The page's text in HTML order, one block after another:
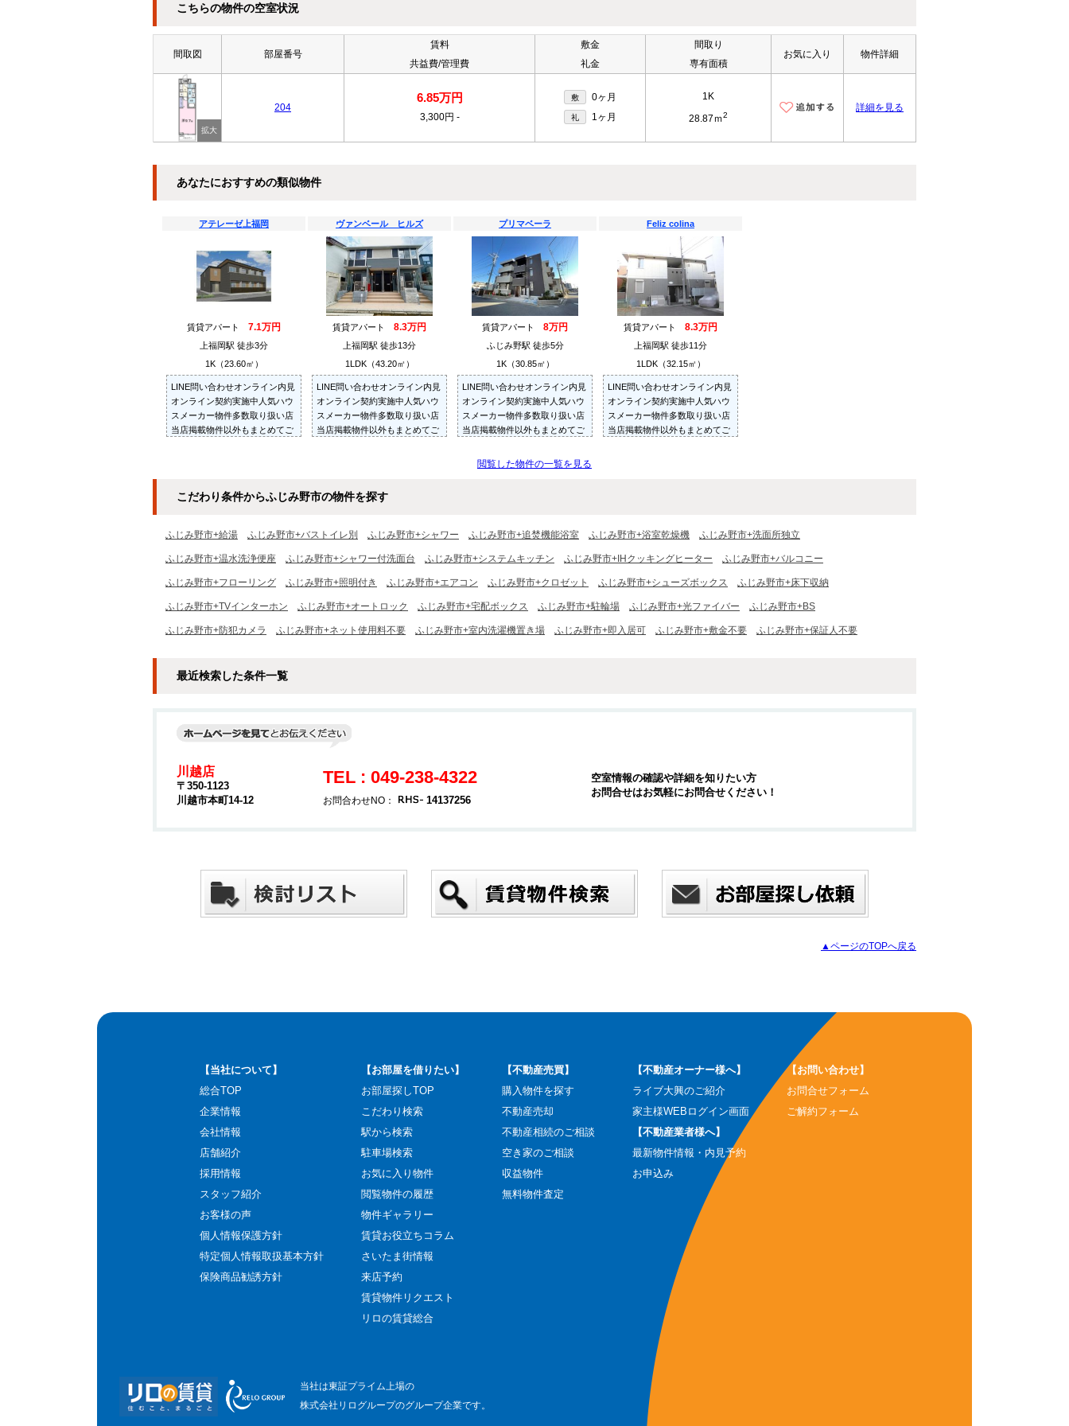
こちらの物件の空室状況
間取図 部屋番号
賃料
共益費/管理費
敷金
礼金
間取り
専有面積
お気に入り 物件詳細
204
6.85万円
3,300円 -
敷 0ヶ月
礼 1ヶ月
1K
28.87ｍ2
詳細を見る
あなたにおすすめの類似物件
アテレーゼ上福岡
賃貸アパート 7.1万円
上福岡駅 徒歩3分
1K（23.60㎡）
LINE問い合わせオンライン内見
オンライン契約実施中人気ハウ
スメーカー物件多数取り扱い店
当店掲載物件以外もまとめてご
ヴァンベール ヒルズ
賃貸アパート 8.3万円
上福岡駅 徒歩13分
1LDK（43.20㎡）
LINE問い合わせオンライン内見
オンライン契約実施中人気ハウ
スメーカー物件多数取り扱い店
当店掲載物件以外もまとめてご
プリマベーラ
賃貸アパート 8万円
ふじみ野駅 徒歩5分
1K（30.85㎡）
LINE問い合わせオンライン内見
オンライン契約実施中人気ハウ
スメーカー物件多数取り扱い店
当店掲載物件以外もまとめてご
お部屋を多数ご紹介させていた
Feliz colina
賃貸アパート 8.3万円
上福岡駅 徒歩11分
1LDK（32.15㎡）
LINE問い合わせオンライン内見
オンライン契約実施中人気ハウ
スメーカー物件多数取り扱い店
当店掲載物件以外もまとめてご
閲覧した物件の一覧を見る
こだわり条件からふじみ野市の物件を探す
ふじみ野市+給湯 ふじみ野市+バストイレ別 ふじみ野市+シャワー ふじみ野市+追焚機能浴室 ふじみ野市+浴室乾燥機 ふじみ野市+洗面所独立
ふじみ野市+温水洗浄便座 ふじみ野市+シャワー付洗面台 ふじみ野市+システムキッチン ふじみ野市+IHクッキングヒーター ふじみ野市+バルコニー
ふじみ野市+フローリング ふじみ野市+照明付き ふじみ野市+エアコン ふじみ野市+クロゼット ふじみ野市+シューズボックス ふじみ野市+床下収納
ふじみ野市+TVインターホン ふじみ野市+オートロック ふじみ野市+宅配ボックス ふじみ野市+駐輪場 ふじみ野市+光ファイバー ふじみ野市+BS
ふじみ野市+防犯カメラ ふじみ野市+ネット使用料不要 ふじみ野市+室内洗濯機置き場 ふじみ野市+即入居可 ふじみ野市+敷金不要 ふじみ野市+保証人不要
最近検索した条件一覧
川越店
〒350-1123
川越市本町14-12
TEL : 049-238-4322
お問合わせNO： 14137256
空室情報の確認や詳細を知りたい方
お問合せはお気軽にお問合せください！
▲ページのTOPへ戻る
【当社について】
総合TOP
企業情報
会社情報
店舗紹介
採用情報
スタッフ紹介
お客様の声
個人情報保護方針
特定個人情報取扱基本方針
保険商品勧誘方針
【お部屋を借りたい】
お部屋探しTOP
こだわり検索
駅から検索
駐車場検索
お気に入り物件
閲覧物件の履歴
物件ギャラリー
賃貸お役立ちコラム
さいたま街情報
来店予約
賃貸物件リクエスト
リロの賃貸総合
【不動産売買】
購入物件を探す
不動産売却
不動産相続のご相談
空き家のご相談
収益物件
無料物件査定
【不動産オーナー様へ】
ライブ大興のご紹介
家主様WEBログイン画面
【不動産業者様へ】
最新物件情報・内見予約
お申込み
【お問い合わせ】
お問合せフォーム
ご解約フォーム
当社は東証プライム上場の
株式会社リログループのグループ企業です。